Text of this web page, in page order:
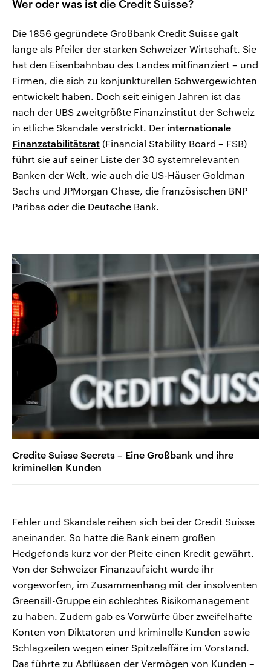
Wer oder was ist die Credit Suisse?
Die 1856 gegründete Großbank Credit Suisse galt
lange als Pfeiler der starken Schweizer Wirtschaft. Sie
hat den Eisenbahnbau des Landes mitfinanziert – und
Firmen, die sich zu konjunkturellen Schwergewichten
entwickelt haben. Doch seit einigen Jahren ist das
nach der UBS zweitgrößte Finanzinstitut der Schweiz
in etliche Skandale verstrickt. Der internationale
Finanzstabilitätsrat (Financial Stability Board – FSB)
führt sie auf seiner Liste der 30 systemrelevanten
Banken der Welt, wie auch die US-Häuser Goldman
Sachs und JPMorgan Chase, die französischen BNP
Paribas oder die Deutsche Bank.
Credite Suisse Secrets – Eine Großbank und ihre
kriminellen Kunden
Fehler und Skandale reihen sich bei der Credit Suisse
aneinander. So hatte die Bank einem großen
Hedgefonds kurz vor der Pleite einen Kredit gewährt.
Von der Schweizer Finanzaufsicht wurde ihr
vorgeworfen, im Zusammenhang mit der insolventen
Greensill-Gruppe ein schlechtes Risikomanagement
zu haben. Zudem gab es Vorwürfe über zweifelhafte
Konten von Diktatoren und kriminelle Kunden sowie
Schlagzeilen wegen einer Spitzelaffäre im Vorstand.
Das führte zu Abflüssen der Vermögen von Kunden –